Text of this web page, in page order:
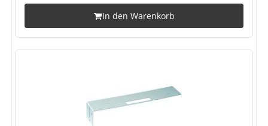
In den Warenkorb